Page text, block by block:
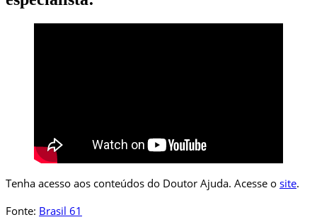
Tenha acesso aos conteúdos do Doutor Ajuda. Acesse o site.
Fonte: Brasil 61